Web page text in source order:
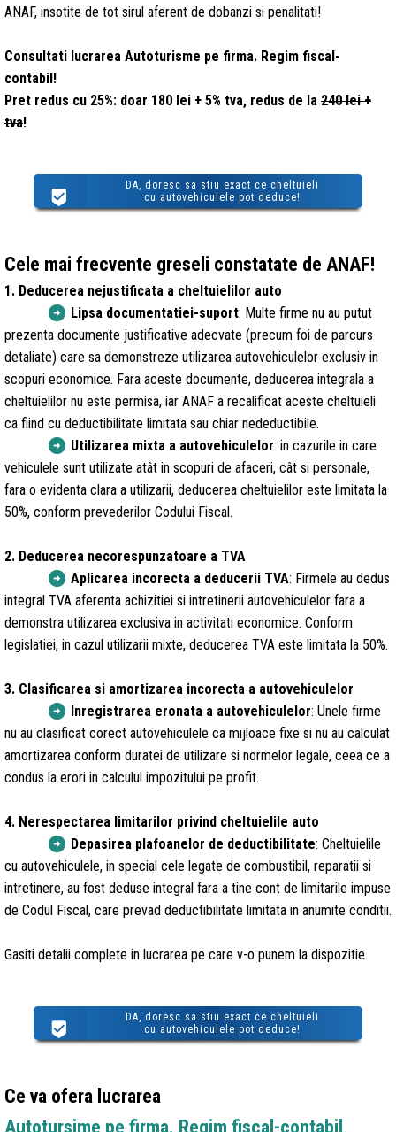
ANAF, insotite de tot sirul aferent de dobanzi si penalitati!
Consultati lucrarea Autoturisme pe firma. Regim fiscal-
contabil!
Pret redus cu 25%: doar 180 lei + 5% tva, redus de la 240 lei +
tva!
DA, doresc sa stiu exact ce cheltuieli
cu autovehiculele pot deduce!
Cele mai frecvente greseli constatate de ANAF!
1. Deducerea nejustificata a cheltuielilor auto
arrow_circle_right Lipsa documentatiei-suport: Multe firme nu au putut
prezenta documente justificative adecvate (precum foi de parcurs
detaliate) care sa demonstreze utilizarea autovehiculelor exclusiv in
scopuri economice. Fara aceste documente, deducerea integrala a
cheltuielilor nu este permisa, iar ANAF a recalificat aceste cheltuieli
ca fiind cu deductibilitate limitata sau chiar nedeductibile.
arrow_circle_right Utilizarea mixta a autovehiculelor: in cazurile in care
vehiculele sunt utilizate atât in scopuri de afaceri, cât si personale,
fara o evidenta clara a utilizarii, deducerea cheltuielilor este limitata la
50%, conform prevederilor Codului Fiscal.
2. Deducerea necorespunzatoare a TVA
arrow_circle_right Aplicarea incorecta a deducerii TVA: Firmele au dedus
integral TVA aferenta achizitiei si intretinerii autovehiculelor fara a
demonstra utilizarea exclusiva in activitati economice. Conform
legislatiei, in cazul utilizarii mixte, deducerea TVA este limitata la 50%.
3. Clasificarea si amortizarea incorecta a autovehiculelor
arrow_circle_right nregistrarea eronata a autovehiculelor: Unele firme
nu au clasificat corect autovehiculele ca mijloace fixe si nu au calculat
amortizarea conform duratei de utilizare si normelor legale, ceea ce a
condus la erori in calculul impozitului pe profit.
4. Nerespectarea limitarilor privind cheltuielile auto
arrow_circle_right Depasirea plafoanelor de deductibilitate: Cheltuielile
cu autovehiculele, in special cele legate de combustibil, reparatii si
intretinere, au fost deduse integral fara a tine cont de limitarile impuse
de Codul Fiscal, care prevad deductibilitate limitata in anumite conditii.
Gasiti detalii complete in lucrarea pe care v-o punem la dispozitie.
DA, doresc sa stiu exact ce cheltuieli
cu autovehiculele pot deduce!
Ce va ofera lucrarea
Autotursime pe firma. Regim fiscal-contabil